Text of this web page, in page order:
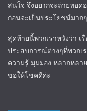
สนใจ จึงอยากจะถ่ายทอด
ก่อนจะเป็นประโยชน์มาก
สุดท้ายนี้พวกเราหวังว่า เ
ประสบการณ์ต่างๆที่พวกเ
ความรู้ มุมมอง หลากหลา
ขอให้โชคดีค่ะ